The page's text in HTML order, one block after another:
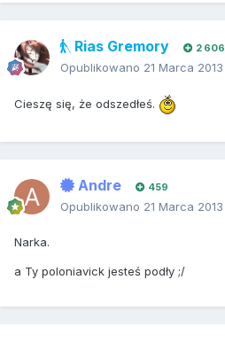
Rias Gremory 2 606
Opublikowano 21 Marca 2013
Cieszę się, że odszedłeś.
Andre 459
Opublikowano 21 Marca 2013
Narka.
a Ty poloniavick jesteś podły ;/